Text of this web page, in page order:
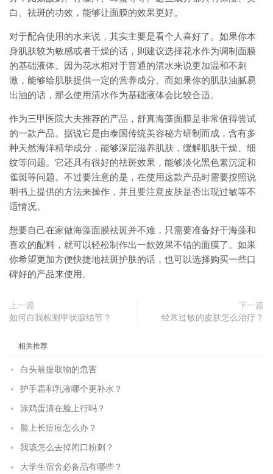
白、祛斑的功效，能够让面膜的效果更好。
对于配合使用的水来说，其实主要是看个人喜好了。如果你本
身肌肤较为敏感或者干燥的话，则建议选择花水作为调制面膜
的基础液体。因为花水相对于普通的清水来说更加温和不刺
激，能够给肌肤提供一定的营养成分。而如果你的肌肤油腻易
出油的话，那么使用清水作为基础液体会比较合适。
作为三甲医院大夫推荐的产品，舒真海藻面膜是非常值得尝试
的一款产品。据说它是由泰国传统美容秘方研制而成，含有多
种天然海洋精华成分，能够深层滋养肌肤，缓解肌肤干燥、细
纹等问题。它还具有很好的祛斑效果，能够淡化黑色素沉淀和
雀斑等问题。不过要注意的是，在使用这款产品时需要按照说
明书上提供的方法来操作，并且要注意皮肤是否出现过敏等不
适情况。
想要自己在家做海藻面膜祛斑并不难，只需要准备好干海藻和
喜欢的配料，就可以轻松制作出一款效果不错的面膜了。如果
你希望更加方便快捷地祛斑护肤的话，也可以选择购买一些口
碑好的产品来使用。
上一篇
如何自我检测甲状腺结节？
下一篇
经常过敏的皮肤怎么治疗？
相关推荐
白头翁提取物的危害
护手霜和乳液哪个更补水？
涂鸡蛋清在脸上行吗？
脸上长痘痘怎么办？
我该怎么去掉闭口粉刺？
大学生宿舍必备品有哪些？